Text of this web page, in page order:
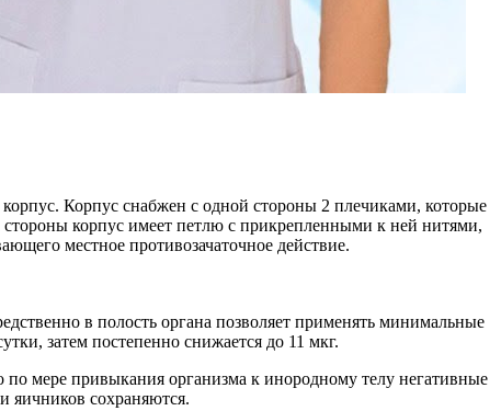
Корпус снабжен с одной стороны 2 плечиками, которые
корпус имеет петлю с прикрепленными к ней нитями,
местное противозачаточное действие.
в полость органа позволяет применять минимальные
затем постепенно снижается до 11 мкг.
мере привыкания организма к инородному телу негативные
яичников сохраняются.